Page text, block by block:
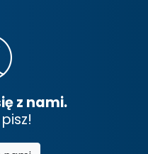
z nami.